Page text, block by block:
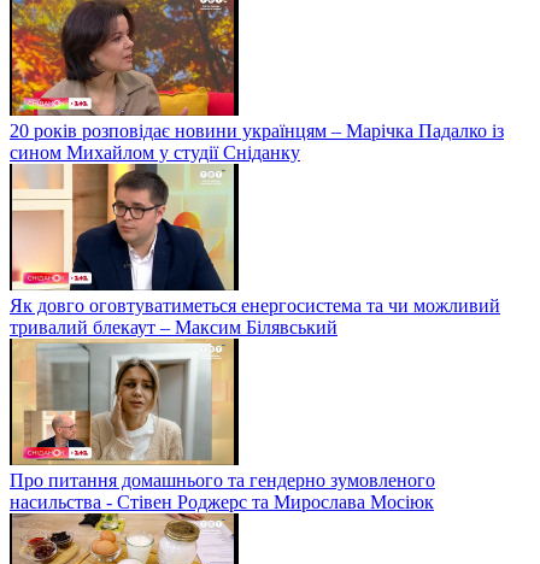
20 років розповідає новини українцям – Марічка Падалко із
сином Михайлом у студії Сніданку
Як довго оговтуватиметься енергосистема та чи можливий
тривалий блекаут – Максим Білявський
Про питання домашнього та гендерно зумовленого
насильства - Стівен Роджерс та Мирослава Мосіюк